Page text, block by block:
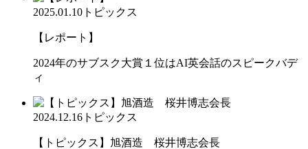
2025.01.10 トピックス
【レポート】
2024年のサブスク大賞１位はAI英会話のスピークバデ
ィ
2024.12.16 トピックス
【トピックス】旭酒造 桜井博志会長